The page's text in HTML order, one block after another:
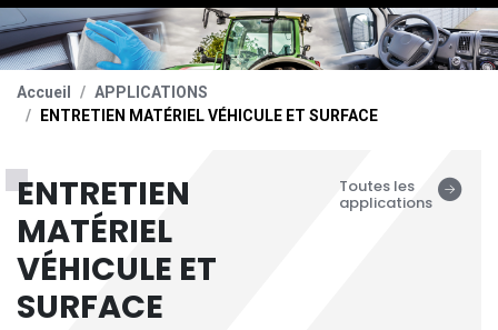
Accueil
APPLICATIONS
ENTRETIEN MATÉRIEL VÉHICULE ET SURFACE
ENTRETIEN
MATÉRIEL
VÉHICULE ET
SURFACE
Toutes les
applications